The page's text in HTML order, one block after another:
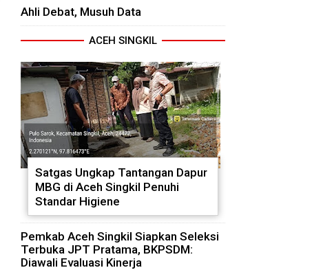
Ahli Debat, Musuh Data
ACEH SINGKIL
Satgas Ungkap Tantangan Dapur
MBG di Aceh Singkil Penuhi
Standar Higiene
Pemkab Aceh Singkil Siapkan Seleksi
Terbuka JPT Pratama, BKPSDM:
Diawali Evaluasi Kinerja